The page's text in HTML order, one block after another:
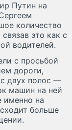
Путин на
количество
это как с
водителей.
с просьбой
дороги,
двух полос —
машин на ней
именно на
больше